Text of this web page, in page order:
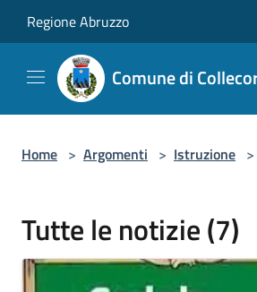
Regione Abruzzo
Comune di
Home > Argomenti > Istruzione >
Tutte le notizie (7)